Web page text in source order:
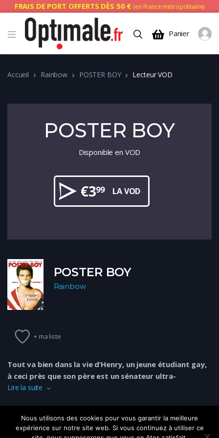
FRAIS DE PORT OFFERTS DÈS 50 € (en France métropolitaine)
Panier
Accueil Rainbow POSTER BOY Lecteur VOD
POSTER BOY
Disponible en VOD
€399 LA VOD
POSTER BOY
Rainbow
+ ma liste
Tout va bien dans la vie d’Henry, un jeune étudiant gay,
à ceci près que son père est un sénateur ultra-
conservateur très médiatique.
décide de se servir de l’homosexualité du jeune homme pour
porter un coup fatal à la réélection du sénateur. Mais, à sa
Lire la suite
Nous utilisons des cookies pour vous garantir la meilleure
expérience sur notre site web. Si vous continuez à utiliser ce